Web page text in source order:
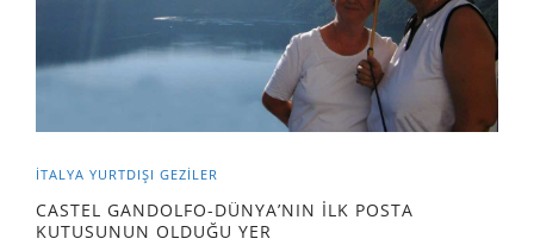
İTALYA YURTDIŞI GEZILER
CASTEL GANDOLFO-DÜNYA’NIN İLK POSTA
KUTUSUNUN OLDUĞU YER